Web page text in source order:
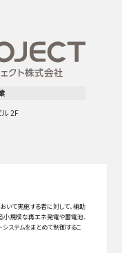
2F
いて実施する者に対して、補助
小規模な再エネ発電や蓄電池、
ステムをまとめて制御するこ